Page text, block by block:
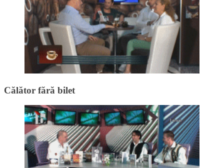
Călător fără bilet